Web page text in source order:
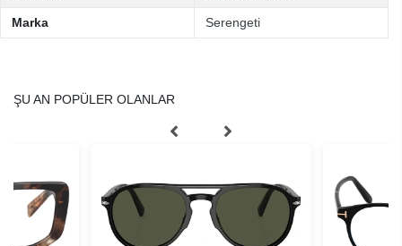
Marka Serengeti
ŞU AN POPÜLER OLANLAR